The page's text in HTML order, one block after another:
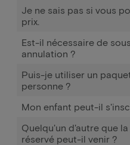
Je ne sais pas si vous
prix.
Est-il nécessaire de
annulation ?
Puis-je utiliser un
personne ?
Mon enfant peut-il
Quelqu'un d'autre que
réservé peut-il venir ?